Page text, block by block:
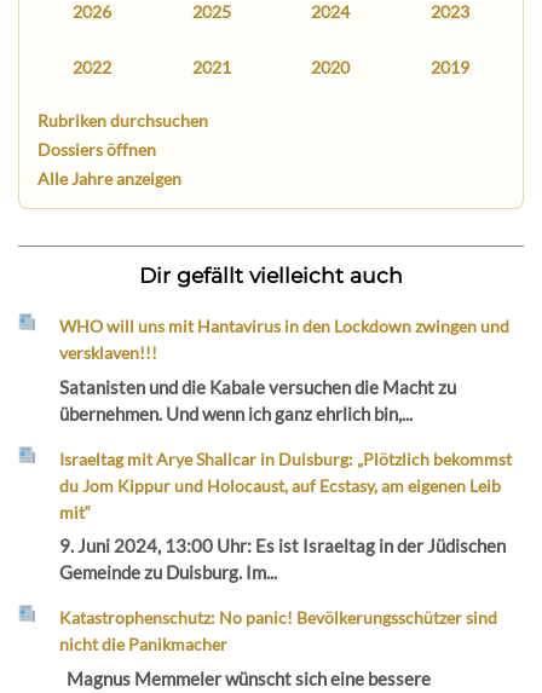
2026 2025 2024 2023
2022 2021 2020 2019
Rubriken durchsuchen
Dossiers öffnen
Alle Jahre anzeigen
Dir gefällt vielleicht auch
WHO will uns mit Hantavirus in den Lockdown zwingen und
versklaven!!!
Satanisten und die Kabale versuchen die Macht zu
übernehmen. Und wenn ich ganz ehrlich bin,...
Israeltag mit Arye Shalicar in Duisburg: „Plötzlich bekommst
du Jom Kippur und Holocaust, auf Ecstasy, am eigenen Leib
mit“
9. Juni 2024, 13:00 Uhr: Es ist Israeltag in der Jüdischen
Gemeinde zu Duisburg. Im...
Katastrophenschutz: No panic! Bevölkerungsschützer sind
nicht die Panikmacher
Magnus Memmeler wünscht sich eine bessere